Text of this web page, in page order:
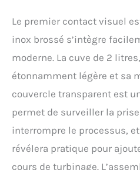
DIY
Tout
pour
Le premier contact visuel
inox brossé s’intègre
moderne. La cuve de 2
étonnamment légère et sa
couvercle transparent est
permet de surveiller la
interrompre le processus,
révélera pratique pour
cours de turbinage.